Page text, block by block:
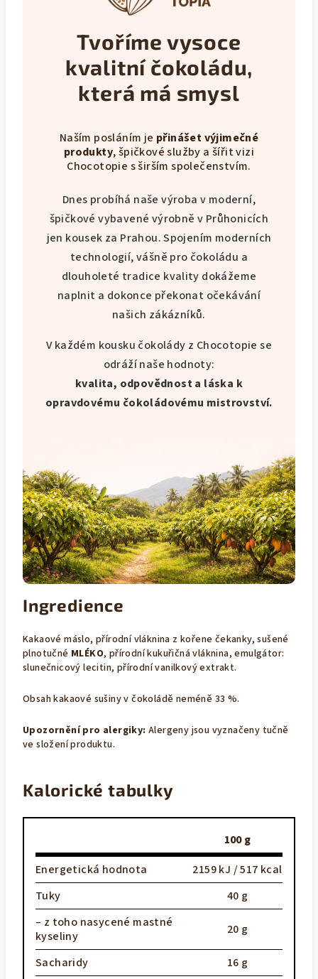
Tvoříme vysoce
kvalitní čokoládu,
která má smysl
Naším posláním je přinášet výjimečné
produkty, špičkové služby a šířit vizi
Chocotopie s širším společenstvím.
Dnes probíhá naše výroba v moderní,
špičkové vybavené výrobně v Průhonicích
jen kousek za Prahou. Spojením moderních
technologií, vášně pro čokoládu a
dlouholeté tradice kvality dokážeme
naplnit a dokonce překonat očekávání
našich zákázníků.
V každém kousku čokolády z Chocotopie se
odráží naše hodnoty:
kvalita, odpovědnost a láska k
opravdovému čokoládovému mistrovství.
Ingredience
Kakaové máslo, přírodní vláknina z kořene čekanky, sušené
plnotučné MLÉKO, přírodní kukuřičná vláknina, emulgátor:
slunečnicový lecitin, přírodní vanilkový extrakt.
Obsah kakaové sušiny v čokoládě neméně 33 %.
Upozornění pro alergiky: Alergeny jsou vyznačeny tučně
ve složení produktu.
Kalorické tabulky
100 g
Energetická hodnota
2159 kJ / 517 kcal
Tuky
40 g
– z toho nasycené mastné
kyseliny
20 g
Sacharidy
16 g